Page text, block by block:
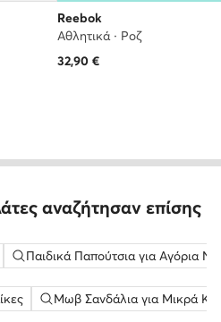
Reebok
Αθλητικά · Ροζ
32,90€
αναζήτησαν επίσης
Παιδικά Παπούτσια για Αγόρια
Μωβ Σανδάλια για Μικρά